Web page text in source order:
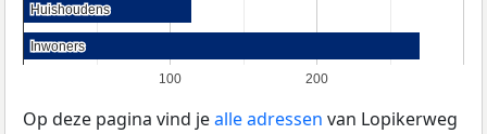
100 200
Huishoudens
Huishoudens
Inwoners
Inwoners
Op deze pagina vind jealle adressen van Lopikerweg